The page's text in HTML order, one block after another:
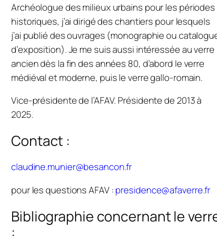
Archéologue des milieux urbains pour les périodes
historiques, j’ai dirigé des chantiers pour lesquels
j’ai publié des ouvrages (monographie ou
d’exposition). Je me suis aussi intéressée au verre
ancien dès la fin des années 80, d’abord le verre
médiéval et moderne, puis le verre gallo-romain.
Vice-présidente de l’AFAV. Présidente de 2013 à
2025.
Contact :
claudine.munier@besancon.fr
pour les questions AFAV :presidence@afaverre.fr
Bibliographie concernant le
: